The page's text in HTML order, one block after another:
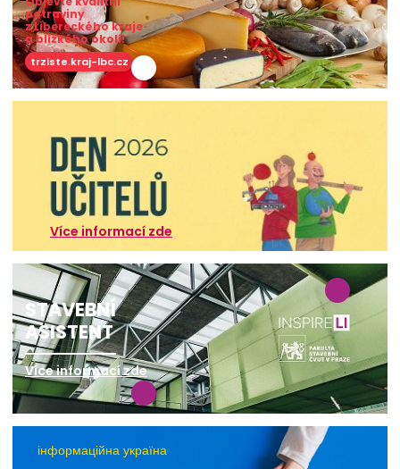
potraviny
z Libereckého kraje
a blízkého okolí!
trziste.kraj-lbc.cz
Více informací zde
STAVEBNÍ
ASISTENT
Více informací zde
інформаційна україна